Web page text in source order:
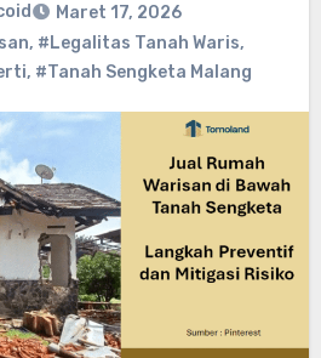
Maret 17, 2026
, #Legalitas Tanah Waris,
, #Tanah Sengketa Malang